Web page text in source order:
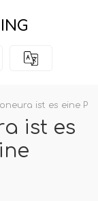
ist es eine
ist es